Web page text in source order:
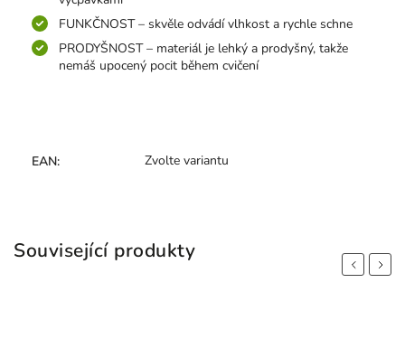
FUNKČNOST – skvěle odvádí vlhkost a rychle schne
PRODYŠNOST – materiál je lehký a prodyšný, takže
nemáš upocený pocit během cvičení
EAN: Zvolte variantu
Související produkty
PreviousNext